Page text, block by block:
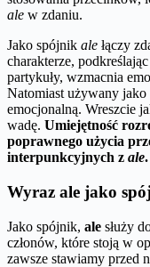
ale w zdaniu.
Jako spójnik ale łączy
charakterze,
partykuły, wzmacnia
Natomiast używany
emocjonalną. Wreszcie
wadę. Umiejętność
poprawnego użycia
interpunkcyjnych z ale.
Wyraz ale jako
Jako spójnik, ale służy
członów, które stoją w
zawsze stawiamy przed